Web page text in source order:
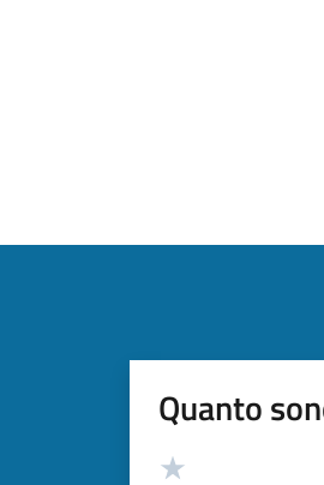
Quanto
Valutazione